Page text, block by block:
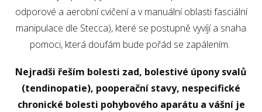
odporové a aerobní cvičení a v manuální oblasti fasciální
manipulace dle Stecca), které se postupně vyvíjí a snaha
pomoci, která doufám bude pořád se zapálením.
Nejradši řeším bolesti zad, bolestivé úpony svalů
(tendinopatie), pooperační stavy, nespecifické
chronické bolesti pohybového aparátu a vášní je